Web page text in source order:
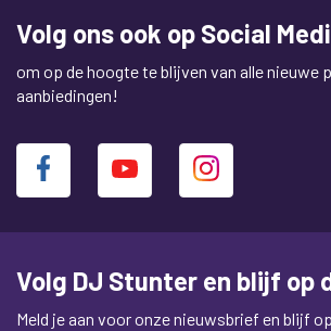
Volg ons ook op Social
om op de hoogte te blijven van alle nieuwe
aanbiedingen!
Volg DJ Stunter en blijf op
Meld je aan voor onze nieuwsbrief en blijf